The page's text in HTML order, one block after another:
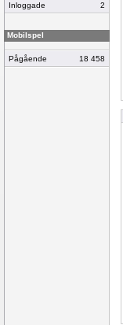
Inloggade 2
Mobilspel
Pågående 18 458